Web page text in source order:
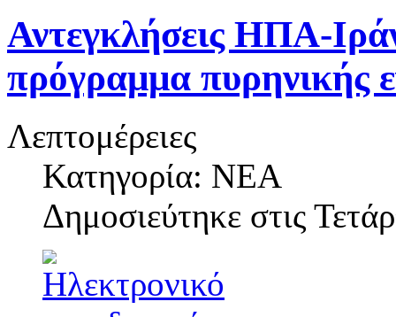
Αντεγκλήσεις ΗΠΑ-
πρόγραμμα πυρηνικής
Λεπτομέρειες
Κατηγορία: ΝΕΑ
Δημοσιεύτηκε στις